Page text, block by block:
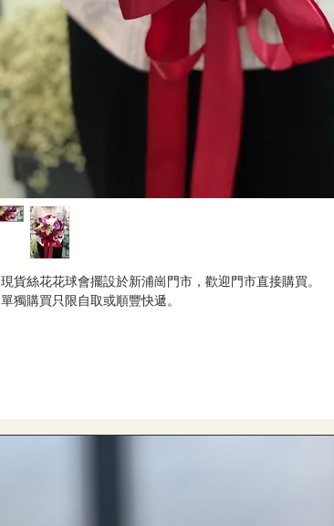
現貨絲花花球會擺設於新浦崗門市，歡迎門市直接購買。
單獨購買只限自取或順豐快遞。